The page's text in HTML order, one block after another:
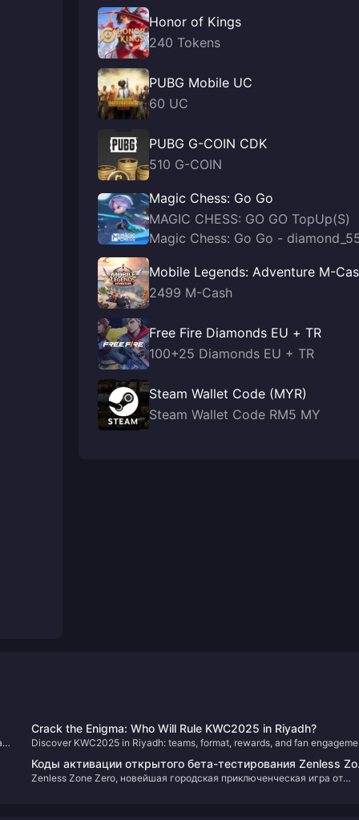
Honor of Kings
240 Tokens
PUBG Mobile UC
60 UC
PUBG G-COIN CDK
510 G-COIN
Magic Chess: Go Go
MAGIC CHESS: GO GO TopUp(S)
Magic Chess: Go Go -
Mobile Legends: Adventure M-
2499 M-Cash
Free Fire Diamonds EU + TR
100+25 Diamonds EU + TR
Steam Wallet Code (MYR)
Steam Wallet Code RM5 MY
Crack the Enigma: Who Will Rule KWC2025 in Riyadh?
Discover KWC2025 in Riyadh: teams, format, rewards, and fan
Коды активации открытого бета-тестирования Zenless
Zero и последние новости
Zenless Zone Zero, новейшая городская приключенческая игра от